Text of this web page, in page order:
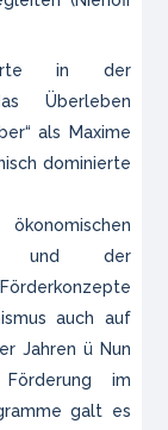
in der
Überleben
als Maxime
dominierte
und der
auch auf
Jahren ü Nun
Förderung im
galt es